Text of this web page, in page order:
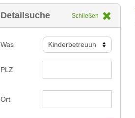
Detailsuche Schließen
Was
PLZ
Ort